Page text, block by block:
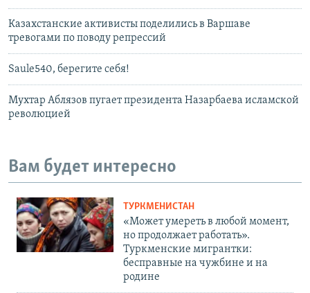
Казахстанские активисты поделились в Варшаве
тревогами по поводу репрессий
Saule540, берегите себя!
Мухтар Аблязов пугает президента Назарбаева исламской
революцией
Вам будет интересно
ТУРКМЕНИСТАН
«Может умереть в любой момент,
но продолжает работать».
Туркменские мигрантки:
бесправные на чужбине и на
родине